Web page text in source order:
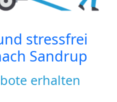
stressfrei
Sandrup
erhalten